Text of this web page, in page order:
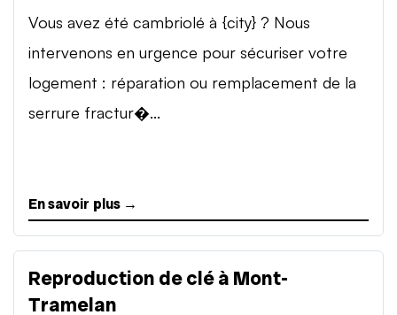
Vous avez été cambriolé à {city} ? Nous
intervenons en urgence pour sécuriser votre
logement : réparation ou remplacement de la
serrure fractur�...
En savoir plus →
Reproduction de clé à Mont-
Tramelan